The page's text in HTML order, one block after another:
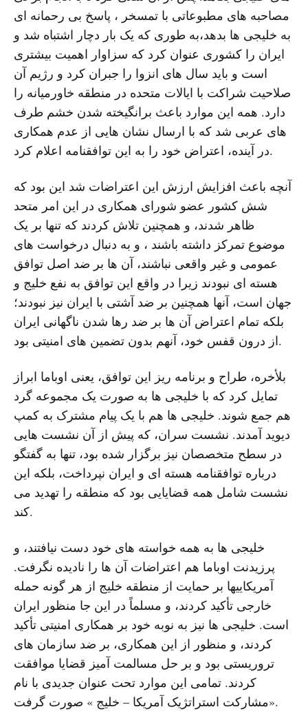
مصاحبه های مطبوعاتی با تمسخر ، پاسخ بی رحمانه ای
به خلیجی ها بدهد،به طوری که یک بار دچار اشتباه شد و
ایران را کشوری عنوان کرد که سزاوار اهمیت بیشتری
است و باید سال های انزوا را جبران کرد و رژیم آن
صلاحیت شراکت با ایالات متحده در منطقه خاورمیانه را
دارد. همه این موارد باعث برانگیخته شدن خشم طرف
های عربی شد که با ارسال نشان هایی از عدم همکاری
در آینده، اعتراض خود را به این توافقنامه اعلام کرد.
آنچه باعث افزایش ارزش این اعتراضات شد این بود که
شش کشور عضو شورای همکاری در این امر متحد
ظاهر شدند، و همچنین تلاش کردند که تنها بر یک
موضوع تمرکز داشته باشند ، و به دنبال درخواست های
عمومی و غیر واقعی نباشند، آن ها بر ضد اصل توافق
هسته ای نبودند زیرا در واقع این توافق به نفع خلیج و
جهان است، آنها همچنین بر ضد آشتی با ایران نیز نبودند؛
بلکه تمام اعتراض آن ها بر ضد رها شدن ناگهانی ایران
از درون قفس خود، آنهم بدون تضمین های امنیتی بود.
بلأخره، طراح و برنامه ریز این توافق، یعنی اوباما ابراز
تمایل کرد که با خلیجی ها به صورت یک مجموعه گرد
هم جمع شوند. خلیجی ها هم با یک پیام مشترک به کمپ
دیوید آمدند. نشست سران، که پیش از آن نشست هایی
در سطح متخصصان نیز برگزار شده بود، تنها به گفتگو
درباره توافقنامه هسته ای و ایران نپرداخت، بلکه این
نشست شامل همه قضایایی بود که منطقه را تهدید می
کند.
خلیجی ها به همه خواسته های خود دست نیافتند، و
پرزیدنت اوباما هم اعتراضات آن ها را نادیده نگرفت.
آمریکاییها بر حمایت از منطقه خلیج از هر گونه حمله
خارجی تأکید کردند، و مسلماً در این جا منظور ایران
است. خلیجی ها نیز به نوبه خود بر همکاری امنیتی تأکید
کردند، و منظور از این همکاری، بر ضد سازمان های
تروریستی بود و بر حل مسالمت آمیز قضایا موافقت
کردند. تمامی این موارد تحت عنوان جدیدی با نام
«مشارکت استراتژیک آمریکا – خلیج » صورت گرفت.